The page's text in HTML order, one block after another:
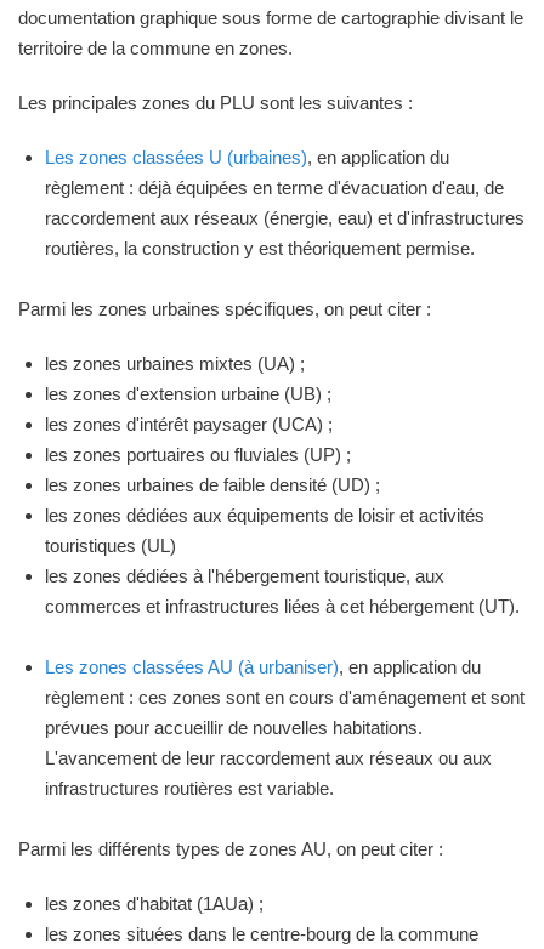
documentation graphique sous forme de cartographie divisant le
territoire de la commune en zones.
Les principales zones du PLU sont les suivantes :
Les zones classées U (urbaines), en application du
règlement : déjà équipées en terme d'évacuation d'eau, de
raccordement aux réseaux (énergie, eau) et d'infrastructures
routières, la construction y est théoriquement permise.
Parmi les zones urbaines spécifiques, on peut citer :
les zones urbaines mixtes (UA) ;
les zones d'extension urbaine (UB) ;
les zones d'intérêt paysager (UCA) ;
les zones portuaires ou fluviales (UP) ;
les zones urbaines de faible densité (UD) ;
les zones dédiées aux équipements de loisir et activités
touristiques (UL)
les zones dédiées à l'hébergement touristique, aux
commerces et infrastructures liées à cet hébergement (UT).
Les zones classées AU (à urbaniser), en application du
règlement : ces zones sont en cours d'aménagement et sont
prévues pour accueillir de nouvelles habitations.
L'avancement de leur raccordement aux réseaux ou aux
infrastructures routières est variable.
Parmi les différents types de zones AU, on peut citer :
les zones d'habitat (1AUa) ;
les zones situées dans le centre-bourg de la commune